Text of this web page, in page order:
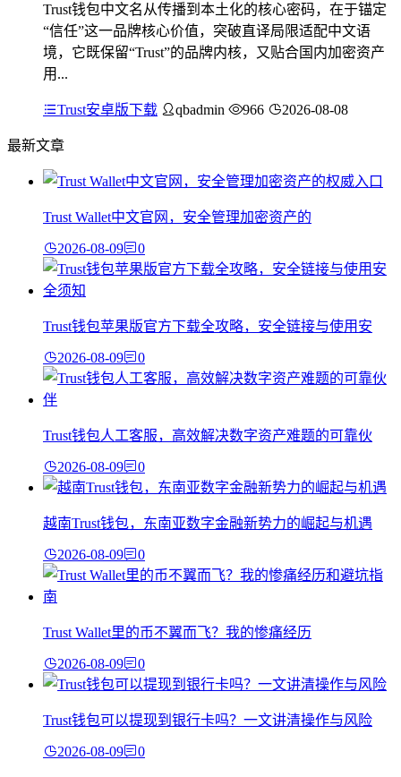
Trust钱包中文名从传播到本土化的核心密码，在于锚定
“信任”这一品牌核心价值，突破直译局限适配中文语
境，它既保留“Trust”的品牌内核，又贴合国内加密资产
用...
Trust安卓版下载 qbadmin 966 2026-08-08
最新文章
Trust Wallet中文官网，安全管理加密资产的
2026-08-09 0
Trust钱包苹果版官方下载全攻略，安全链接与使用安
2026-08-09 0
Trust钱包人工客服，高效解决数字资产难题的可靠伙
2026-08-09 0
越南Trust钱包，东南亚数字金融新势力的崛起与机遇
2026-08-09 0
Trust Wallet里的币不翼而飞？我的惨痛经历
2026-08-09 0
Trust钱包可以提现到银行卡吗？一文讲清操作与风险
2026-08-09 0